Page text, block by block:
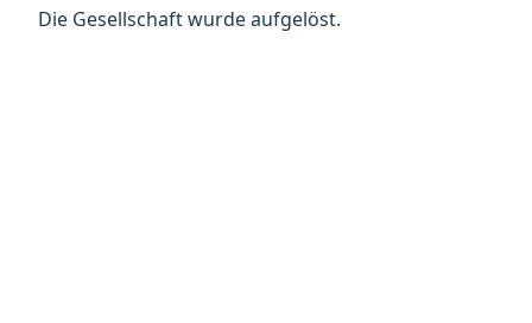
Die Gesellschaft wurde aufgelöst.